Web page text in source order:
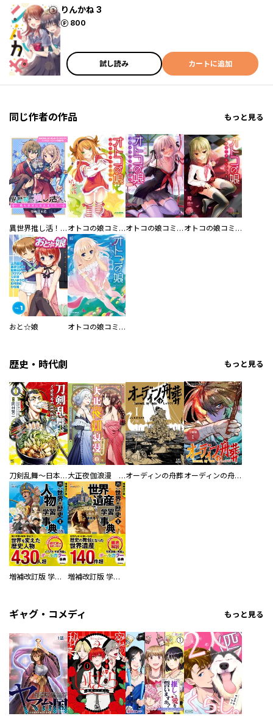
りんかね 3
800
ポイント
試し読み カートに追加
同じ作者の作品 もっと見る
異世界推し活！ 推し事できて幸せですアンソロジーコミック（単話版） オトコの娘コミックアンソロジー 初恋編 オトコの娘コミックアンソロジー 奈落編 オトコの娘コミックアンソロジー 魔性編
おと☆娘 オトコの娘コミックアンソロジー 純情天使編
歴史・時代劇 もっと見る
刀剣乱舞～日本号つれづれ酒～ 大正夜伽浪漫 －金曜日の花嫁—オーディンの舟葬 オーディンの舟葬 分冊版
増補改訂版 学研まんが NEW世界の歴史 別巻 人物学習事典 増補改訂版 学研まんが NEW世界の歴史 別巻 世界遺産学習事典
ギャグ・コメディ もっと見る